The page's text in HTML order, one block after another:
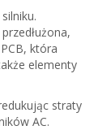
która
elementy
straty
AC.